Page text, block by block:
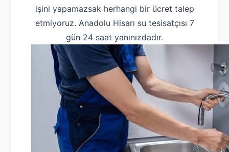
işini yapamazsak herhangi bir ücret talep
etmiyoruz. Anadolu Hisarı su tesisatçısı 7
gün 24 saat yanınızdadır.